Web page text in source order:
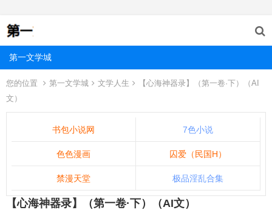
第一文学城
您的位置 第一文学城 文学人生
【心海神器录】（第一卷·下）（AI
文）
书包小说网 7色小说
色色漫画 囚爱（民国H）
禁漫天堂 极品淫乱合集
【心海神器录】（第一卷·下）（AI文）